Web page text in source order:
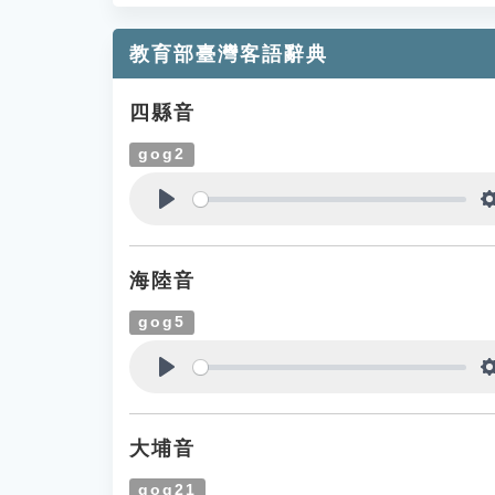
教育部臺灣客語辭典
四縣音
gog2
海陸音
gog5
大埔音
gog21